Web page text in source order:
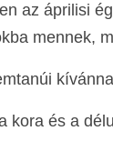
az áprilisi
mennek,
kora és a